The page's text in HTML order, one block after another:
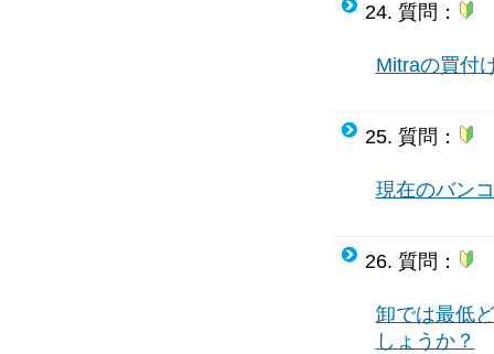
24. 質問：
Mitraの買付
25. 質問：
現在のバン
26. 質問：
卸では最低
しょうか？